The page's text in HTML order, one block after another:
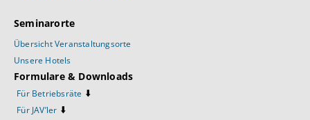
Seminarorte
Übersicht Veranstaltungsorte
Unsere Hotels
Formulare & Downloads
Für Betriebsräte ⬇️
Für JAV’ler ⬇️